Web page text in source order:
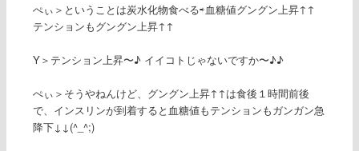
ぺぃ＞ということは炭水化物食べる⇨血糖値グングン上昇↑↑
テンションもグングン上昇↑↑
Y＞テンション上昇〜♪ イイコトじゃないですか〜♪♪
ぺぃ＞そうやねんけど、グングン上昇↑↑は食後１時間前後
で、インスリンが到着すると血糖値もテンションもガンガン急
降下↓↓(^_^;)